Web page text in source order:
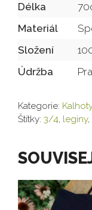
Délka
Materiál
Složení
Údržba
Kategorie:
Štítky: 3/4, leginy,